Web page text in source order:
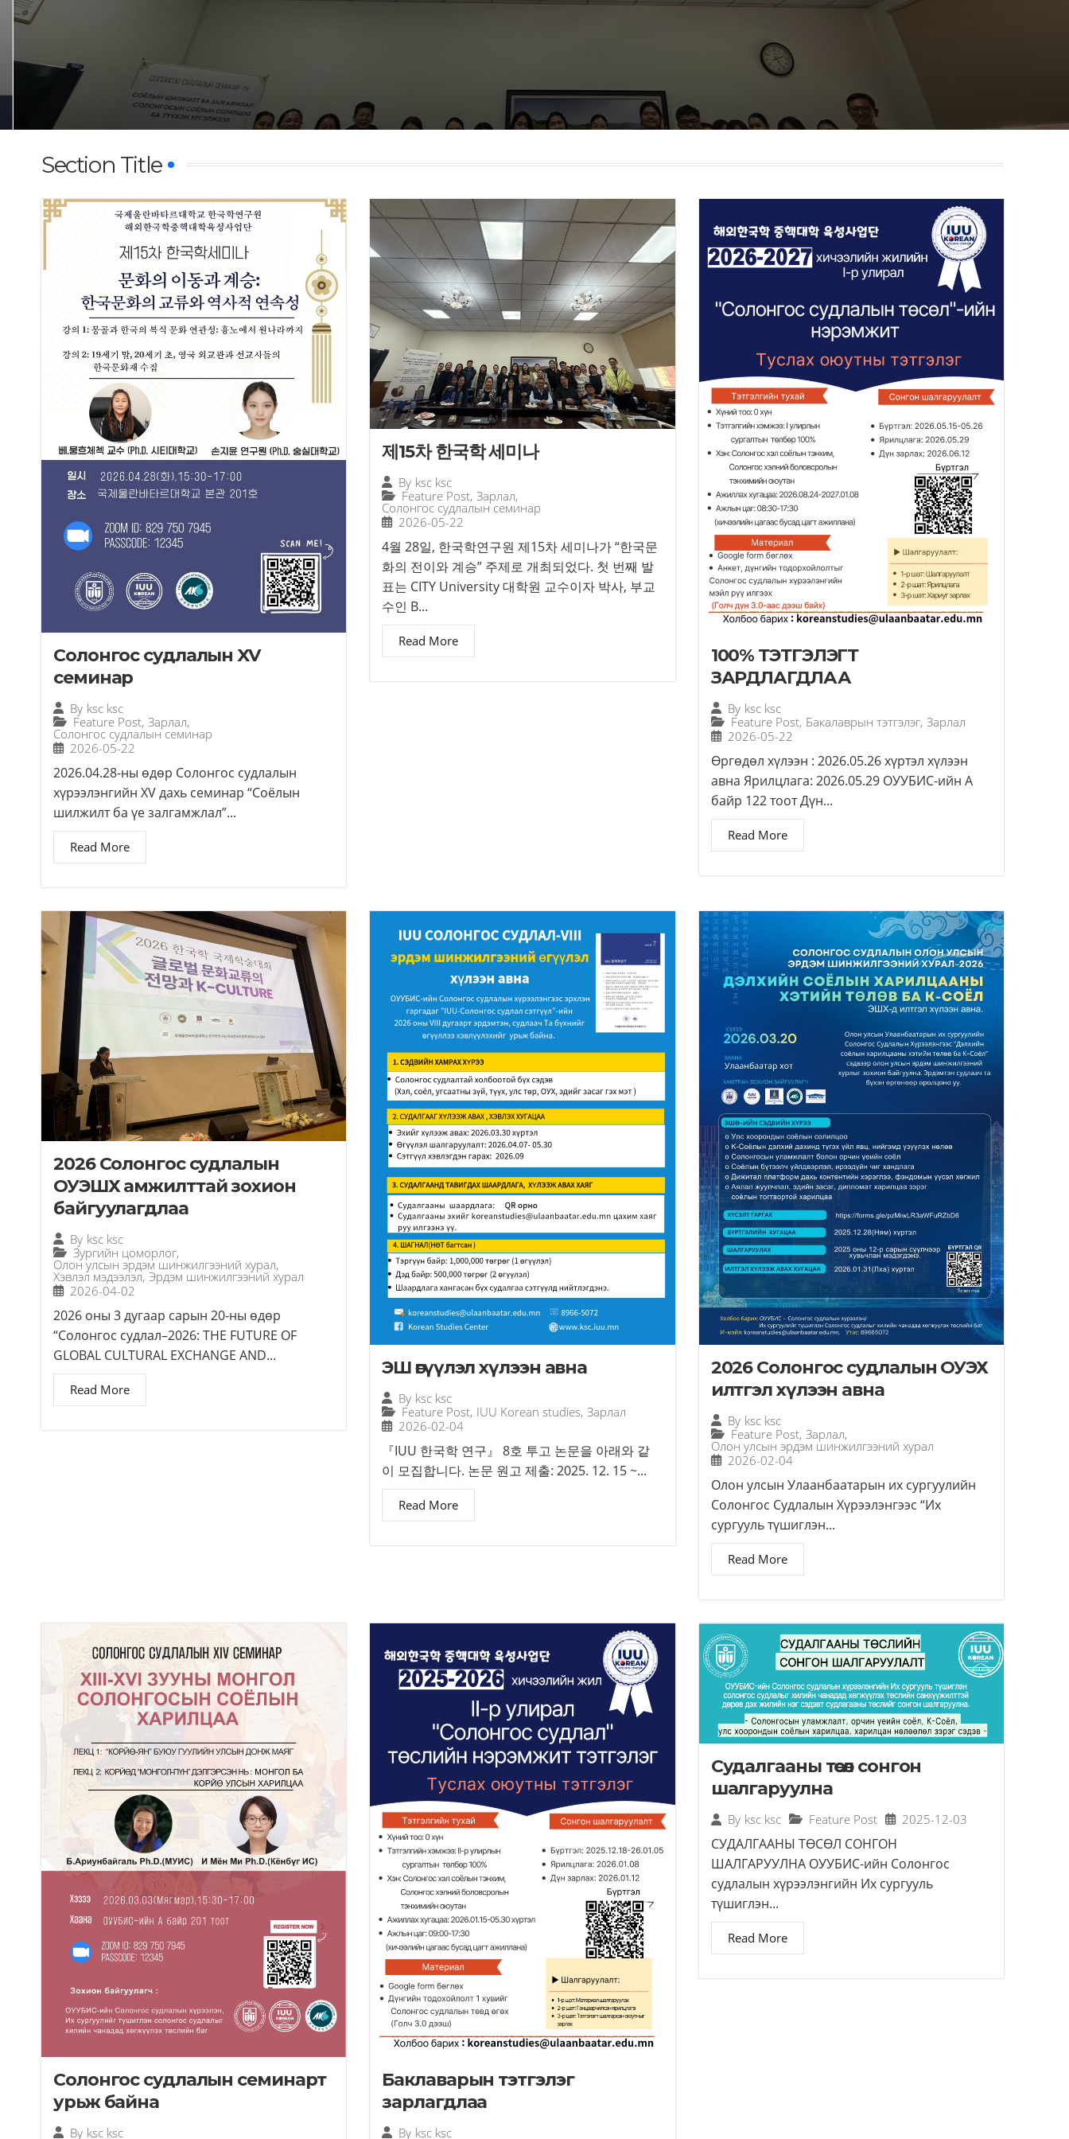
Section Title
Солонгос судлалын XV
семинар
By ksc ksc
Feature Post, Зарлал,
Солонгос судлалын семинар
2026-05-22
2026.04.28-ны өдөр Солонгос судлалын
хүрээлэнгийн XV дахь семинар “Соёлын
шилжилт ба үе залгамжлал”...
Read More
제15차 한국학 세미나
By ksc ksc
Feature Post, Зарлал,
Солонгос судлалын семинар
2026-05-22
4월 28일, 한국학연구원 제15차 세미나가 “한국문
화의 전이와 계승” 주제로 개최되었다. 첫 번째 발
표는 CITY University 대학원 교수이자 박사, 부교
수인 B...
Read More
100% ТЭТГЭЛЭГТ
ЗАРДЛАГДЛАА
By ksc ksc
Feature Post, Бакалаврын тэтгэлэг, Зарлал
2026-05-22
Өргөдөл хүлээн : 2026.05.26 хүртэл хүлээн
авна Ярилцлага: 2026.05.29 ОУУБИС-ийн А
байр 122 тоот Дүн...
Read More
2026 Солонгос судлалын
ОУЭШХ амжилттай зохион
байгуулагдлаа
By ksc ksc
Зургийн цоморлог,
Олон улсын эрдэм шинжилгээний хурал,
Хэвлэл мэдээлэл, Эрдэм шинжилгээний хурал
2026-04-02
2026 оны 3 дугаар сарын 20-ны өдөр
“Солонгос судлал–2026: THE FUTURE OF
GLOBAL CULTURAL EXCHANGE AND...
Read More
ЭШ өгүүлэл хүлээн авна
By ksc ksc
Feature Post, IUU Korean studies, Зарлал
2026-02-04
『IUU 한국학 연구』 8호 투고 논문을 아래와 같
이 모집합니다. 논문 원고 제출: 2025. 12. 15 ~...
Read More
2026 Солонгос судлалын ОУЭХ
илтгэл хүлээн авна
By ksc ksc
Feature Post, Зарлал,
Олон улсын эрдэм шинжилгээний хурал
2026-02-04
Олон улсын Улаанбаатарын их сургуулийн
Солонгос Судлалын Хүрээлэнгээс “Их
сургууль түшиглэн...
Read More
Солонгос судлалын семинарт
урьж байна
By ksc ksc
Баклаварын тэтгэлэг
зарлагдлаа
By ksc ksc
Судалгааны төсөл сонгон
шалгаруулна
By ksc ksc Feature Post 2025-12-03
СУДАЛГААНЫ ТӨСӨЛ СОНГОН
ШАЛГАРУУЛНА ОУУБИС-ийн Солонгос
судлалын хүрээлэнгийн Их сургууль
түшиглэн...
Read More